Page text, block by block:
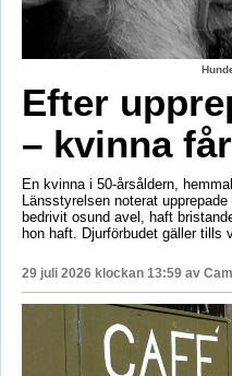
Efter
– kvinna
En kvinna i 50-årsåldern,
Länsstyrelsen noterat
bedrivit osund avel, haft
hon haft. Djurförbudet gäller tills
29 juli 2026 klockan 13:59 av